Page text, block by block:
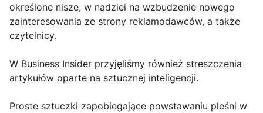
określone nisze, w nadziei na wzbudzenie nowego
zainteresowania ze strony reklamodawców, a także
czytelnicy.
W Business Insider przyjęliśmy również streszczenia
artykułów oparte na sztucznej inteligencji.
Proste sztuczki zapobiegające powstawaniu pleśni w